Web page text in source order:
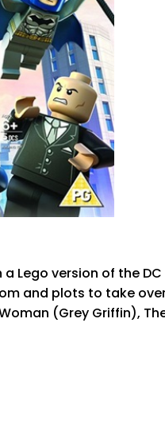
Lego version of the
and plots to take
(Grey Griffin),